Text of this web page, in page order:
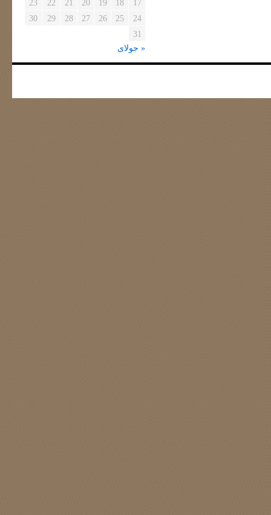
17
18
19
20
21
22
23
24
25
26
27
28
29
30
31
« جولای